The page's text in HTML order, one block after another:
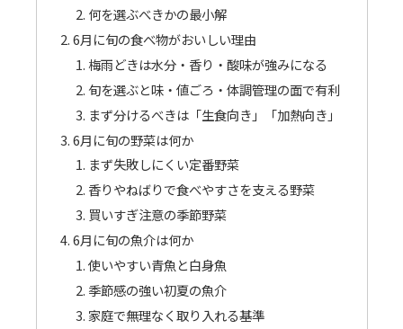
何を選ぶべきかの最小解
6月に旬の食べ物がおいしい理由
梅雨どきは水分・香り・酸味が強みになる
旬を選ぶと味・値ごろ・体調管理の面で有利
まず分けるべきは「生食向き」「加熱向き」
6月に旬の野菜は何か
まず失敗しにくい定番野菜
香りやねばりで食べやすさを支える野菜
買いすぎ注意の季節野菜
6月に旬の魚介は何か
使いやすい青魚と白身魚
季節感の強い初夏の魚介
家庭で無理なく取り入れる基準